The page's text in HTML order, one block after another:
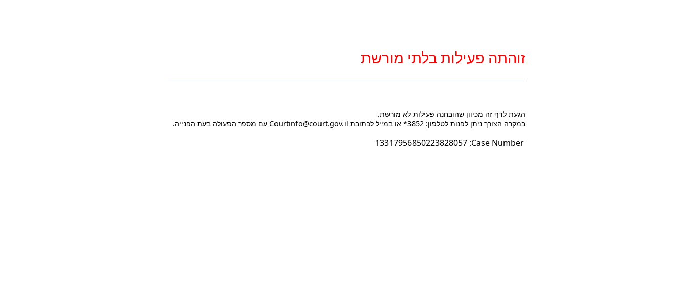
זוהתה פעילות בלתי מורשת
הגעת לדף זה מכיוון שהובחנה פעילות לא מורשת.
במקרה הצורך ניתן לפנות לטלפון: 3852* או במייל לכתובת Courtinfo@court.gov.il עם מספר הפעולה בעת הפנייה.
Case Number:
13317956850223828057